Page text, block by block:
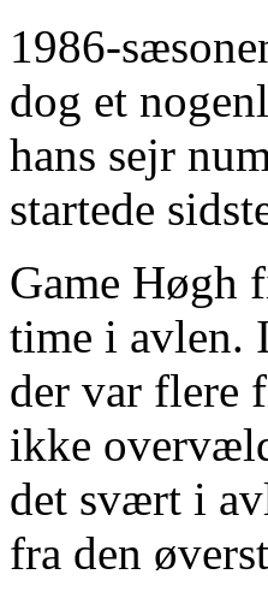
1986-
dog et
hans sejr
startede
Game Høgh
time i avlen.
der var flere
ikke
det svært i
fra den